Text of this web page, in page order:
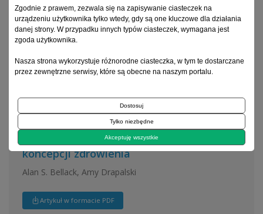
Archiwum 1992–2014
2013, tom 22, zeszyt 1
Forum World Psychiatry
Problematyka i rozwój konsumenckiej
koncepcji zdrowienia
Alan S. Bellack, Amy Drapalski
Artykuł w formacie PDF
Zgodnie z prawem, zezwala się na zapisywanie ciasteczek na
urządzeniu użytkownika tylko wtedy, gdy są one kluczowe dla działania
danej strony. W przypadku innych typów ciasteczek, wymagana jest
zgoda użytkownika.
Nasza strona wykorzystuje różnorodne ciasteczka, w tym te dostarczane
przez zewnętrzne serwisy, które są obecne na naszym portalu.
Dostosuj
Tylko niezbędne
Akceptuję wszystkie